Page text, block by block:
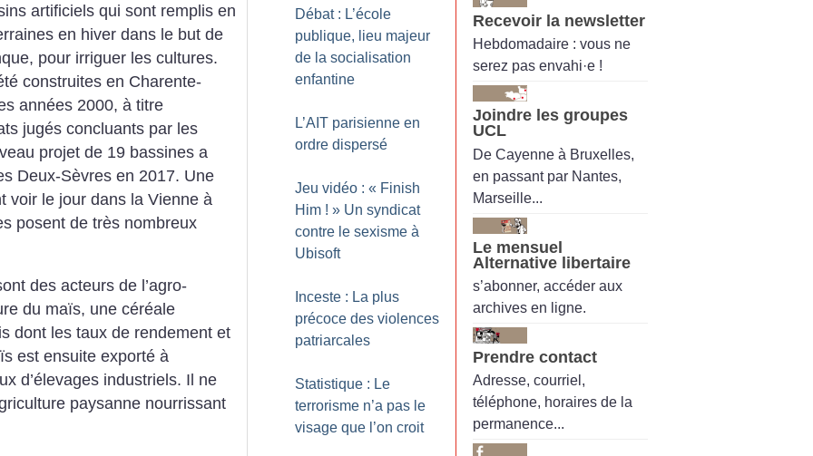
artificiels qui sont remplis en
en hiver dans le but de
pour irriguer les cultures.
construites en Charente-
années 2000, à titre
jugés concluants par les
projet de 19 bassines a
Deux-Sèvres en 2017. Une
voir le jour dans la Vienne à
posent de très nombreux
des acteurs de l’agro-
du maïs, une céréale
dont les taux de rendement et
est ensuite exporté à
d’élevages industriels. Il ne
paysanne nourrissant
Débat : L’école
publique, lieu majeur
de la socialisation
enfantine
L’AIT parisienne en
ordre dispersé
Jeu vidéo : « Finish
Him ! » Un syndicat
contre le sexisme à
Ubisoft
Inceste : La plus
précoce des violences
patriarcales
Statistique : Le
terrorisme n’a pas le
visage que l’on croit
Recevoir la newsletter
Hebdomadaire : vous ne
serez pas envahi·e !
Joindre les groupes
UCL
De Cayenne à Bruxelles,
en passant par Nantes,
Marseille...
Le mensuel
Alternative libertaire
s’abonner, accéder aux
archives en ligne.
Prendre contact
Adresse, courriel,
téléphone, horaires de la
permanence...